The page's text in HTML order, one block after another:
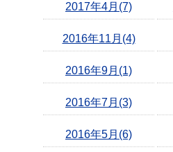
2017年4月(7)
2016年11月(4)
2016年9月(1)
2016年7月(3)
2016年5月(6)